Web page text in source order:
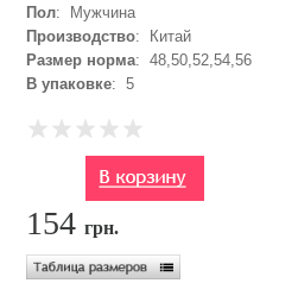
Пол: Мужчина
Производство: Китай
Размер норма: 48,50,52,54,56
В упаковке: 5
154грн.